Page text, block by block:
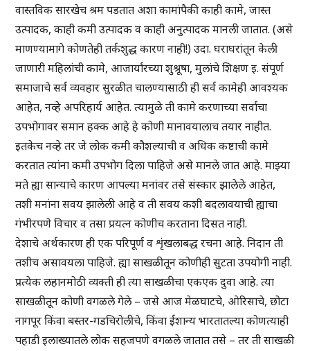
वास्तविक सारखेच श्रम पडतात अशा कामांपैकी काही कामे, जास्त
उत्पादक, काही कमी उत्पादक व काही अनुत्पादक मानली जातात. (असे
माणण्यामागे कोणतेही तर्कशुद्ध कारण नाही!) उदा. घराघरांतून केली
जाणारी महिलांची कामे, आजार्यांरच्या शुश्रूषा, मुलांचे शिक्षण इ. संपूर्ण
समाजाचे सर्व व्यवहार सुरळीत चालण्यासाठी ही सर्व कामेही आवश्यक
आहेत, नव्हे अपरिहार्य आहेत. त्यामुळे ती कामे करणाच्या सर्वांचा
उपभोगावर समान हक्क आहे हे कोणी मानावयालाच तयार नाहीत.
इतकेच नव्हे तर जे लोक कमी कौशल्याची व अधिक कष्टाची कामे
करतात त्यांना कमी उपभोग दिला पाहिजे असे मानले जात आहे. माझ्या
मते ह्या सान्याचे कारण आपल्या मनांवर तसे संस्कार झालेले आहेत,
तशी मनांना सवय झालेली आहे व ती सवय कशी बदलावयाची ह्याचा
गंभीरपणे विचार व तसा प्रयत्न कोणीच करताना दिसत नाही.
देशाचे अर्थकारण ही एक परिपूर्ण व शृंखलाबद्ध रचना आहे. निदान ती
तशीच असावयला पाहिजे. ह्या साखळीतून कोणीही सुटता उपयोगी नाही.
प्रत्येक लहानमोठी व्यक्ती ही त्या साखळीचा एकएक दुवा आहे. त्या
साखळीतून कोणी वगळले गेले – जसे आज मेळघाटचे, ओरिसाचे, छोटा
नागपूर किंवा बस्तर-गडचिरोलीचे, किंवा ईशान्य भारतातल्या कोणत्याही
पहाडी इलाख्यातले लोक सहजपणे वगळले जातात तसे – तर ती साखळी